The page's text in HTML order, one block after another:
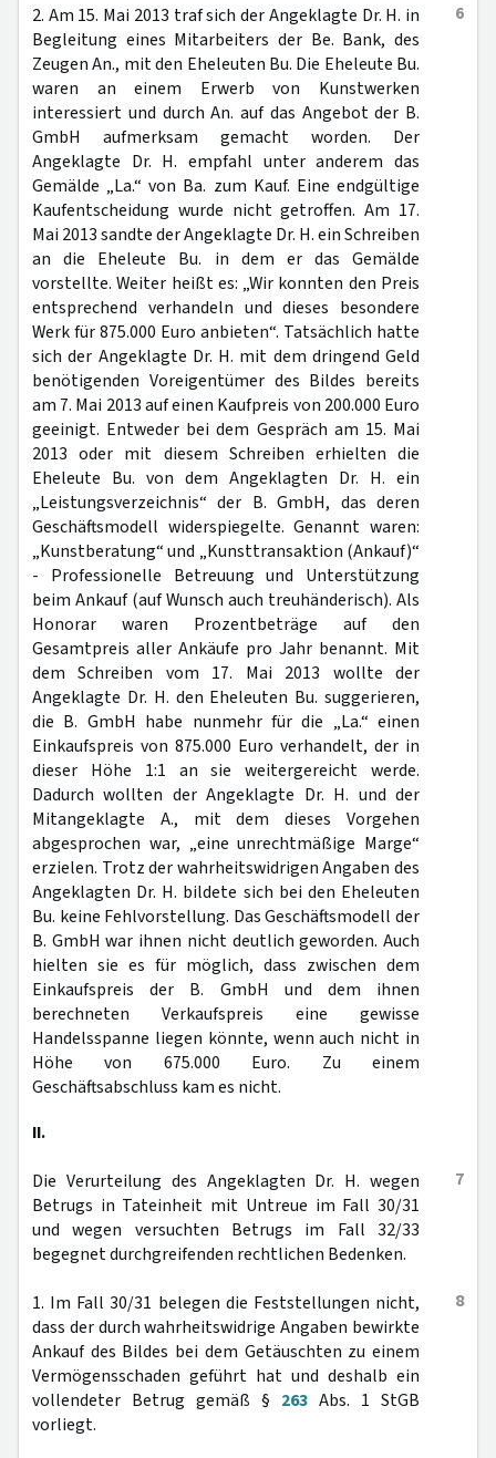
6
2. Am 15. Mai 2013 traf sich der Angeklagte Dr. H. in
Begleitung eines Mitarbeiters der Be. Bank, des
Zeugen An., mit den Eheleuten Bu. Die Eheleute Bu.
waren an einem Erwerb von Kunstwerken
interessiert und durch An. auf das Angebot der B.
GmbH aufmerksam gemacht worden. Der
Angeklagte Dr. H. empfahl unter anderem das
Gemälde „La.“ von Ba. zum Kauf. Eine endgültige
Kaufentscheidung wurde nicht getroffen. Am 17.
Mai 2013 sandte der Angeklagte Dr. H. ein Schreiben
an die Eheleute Bu. in dem er das Gemälde
vorstellte. Weiter heißt es: „Wir konnten den Preis
entsprechend verhandeln und dieses besondere
Werk für 875.000 Euro anbieten“. Tatsächlich hatte
sich der Angeklagte Dr. H. mit dem dringend Geld
benötigenden Voreigentümer des Bildes bereits
am 7. Mai 2013 auf einen Kaufpreis von 200.000 Euro
geeinigt. Entweder bei dem Gespräch am 15. Mai
2013 oder mit diesem Schreiben erhielten die
Eheleute Bu. von dem Angeklagten Dr. H. ein
„Leistungsverzeichnis“ der B. GmbH, das deren
Geschäftsmodell widerspiegelte. Genannt waren:
„Kunstberatung“ und „Kunsttransaktion (Ankauf)“
- Professionelle Betreuung und Unterstützung
beim Ankauf (auf Wunsch auch treuhänderisch). Als
Honorar waren Prozentbeträge auf den
Gesamtpreis aller Ankäufe pro Jahr benannt. Mit
dem Schreiben vom 17. Mai 2013 wollte der
Angeklagte Dr. H. den Eheleuten Bu. suggerieren,
die B. GmbH habe nunmehr für die „La.“ einen
Einkaufspreis von 875.000 Euro verhandelt, der in
dieser Höhe 1:1 an sie weitergereicht werde.
Dadurch wollten der Angeklagte Dr. H. und der
Mitangeklagte A., mit dem dieses Vorgehen
abgesprochen war, „eine unrechtmäßige Marge“
erzielen. Trotz der wahrheitswidrigen Angaben des
Angeklagten Dr. H. bildete sich bei den Eheleuten
Bu. keine Fehlvorstellung. Das Geschäftsmodell der
B. GmbH war ihnen nicht deutlich geworden. Auch
hielten sie es für möglich, dass zwischen dem
Einkaufspreis der B. GmbH und dem ihnen
berechneten Verkaufspreis eine gewisse
Handelsspanne liegen könnte, wenn auch nicht in
Höhe von 675.000 Euro. Zu einem
Geschäftsabschluss kam es nicht.
II.
7
Die Verurteilung des Angeklagten Dr. H. wegen
Betrugs in Tateinheit mit Untreue im Fall 30/31
und wegen versuchten Betrugs im Fall 32/33
begegnet durchgreifenden rechtlichen Bedenken.
8
1. Im Fall 30/31 belegen die Feststellungen nicht,
dass der durch wahrheitswidrige Angaben bewirkte
Ankauf des Bildes bei dem Getäuschten zu einem
Vermögensschaden geführt hat und deshalb ein
vollendeter Betrug gemäß § 263 Abs. 1 StGB
vorliegt.